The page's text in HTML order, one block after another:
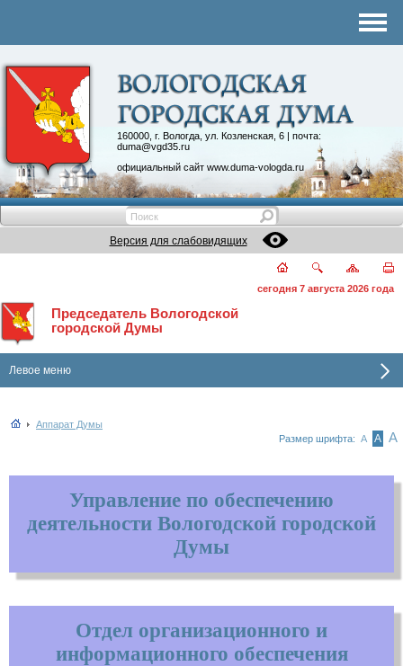
160000, г. Вологда, ул. Козленская, 6 | почта:
duma@vgd35.ru
официальный сайт www.duma-vologda.ru
Депутаты
Комитеты
График приема
Контакты
Депутатские объединения
Версия для слабовидящих
сегодня 7 августа 2026 года
Председатель Вологодской
городской Думы
Левое меню
Аппарат Думы
Размер шрифта: А А А
Управление по обеспечению
деятельности Вологодской городской
Думы
Отдел организационного и
информационного обеспечения